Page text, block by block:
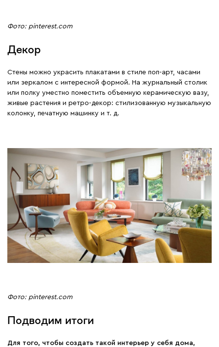
Фото: pinterest.com
Декор
Стены можно украсить плакатами в стиле поп-арт, часами
или зеркалом с интересной формой. На журнальный столик
или полку уместно поместить объемную керамическую вазу,
живые растения и ретро-декор: стилизованную музыкальную
колонку, печатную машинку и т. д.
Фото: pinterest.com
Подводим итоги
Для того, чтобы создать такой интерьер у себя дома,